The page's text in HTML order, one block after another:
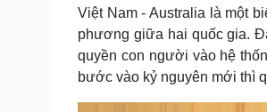
Việt Nam - Australia là một
phương giữa hai quốc gia.
quyền con người vào hệ
bước vào kỷ nguyên mới thì